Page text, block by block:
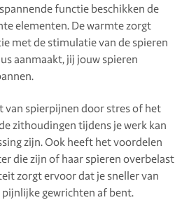
functie beschikken de
elementen. De warmte zorgt
met de stimulatie van de spieren
aanmaakt, jij jouw spieren
van spierpijnen door stres of het
zithoudingen tijdens je werk kan
zijn. Ook heeft het voordelen
die zijn of haar spieren overbelast
zorgt ervoor dat je sneller van
gewrichten af bent.